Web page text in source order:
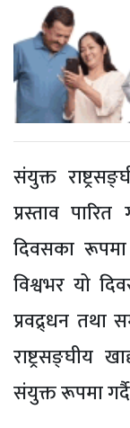
संयुक्त
प्रस्ताव
दिवसका
विश्वभर यो
प्रवद्र्धन तथा
संयुक्त रूपमा